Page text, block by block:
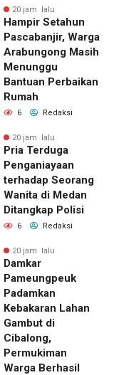
20 jam lalu
Hampir Setahun
Pascabanjir, Warga
Arabungong Masih
Menunggu
Bantuan Perbaikan
Rumah
6 Redaksi
20 jam lalu
Pria Terduga
Penganiayaan
terhadap Seorang
Wanita di Medan
Ditangkap Polisi
6 Redaksi
20 jam lalu
Damkar
Pameungpeuk
Padamkan
Kebakaran Lahan
Gambut di
Cibalong,
Permukiman
Warga Berhasil